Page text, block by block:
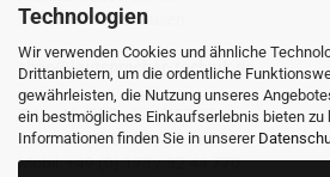
Technologien
Wir verwenden Cookies und ähnliche
Drittanbietern, um die ordentliche
gewährleisten, die Nutzung unseres
ein bestmögliches Einkaufserlebnis bieten zu
Informationen finden Sie in unserer
99706 Sondershausen
shop@lautsprecher-technik.de
Tel.: +49 (0) 36 32 / 757 876
Fax: +49 (0) 36 32 / 757 875
Mobil: +49 (0) 173 / 32 44 770